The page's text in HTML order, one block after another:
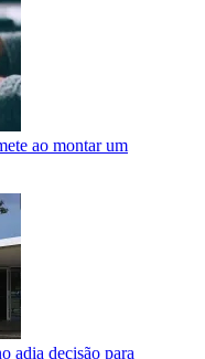
ao montar um
adia decisão para